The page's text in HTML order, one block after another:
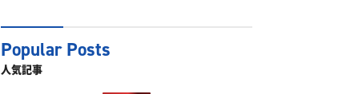
人気記事